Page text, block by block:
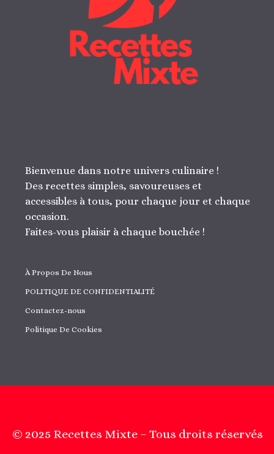
Bienvenue dans notre univers culinaire !
Des recettes simples, savoureuses et
accessibles à tous, pour chaque jour et chaque
occasion.
Faites-vous plaisir à chaque bouchée !
À Propos De Nous
POLITIQUE DE CONFIDENTIALITÉ
Contactez-nous
Politique De Cookies
© 2025 Recettes Mixte – Tous droits réservés